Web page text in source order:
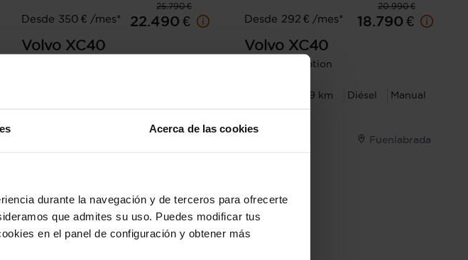
Acerca de las cookies
durante la navegación y de terceros para ofrecerte
que admites su uso. Puedes modificar tus
en el panel de configuración y obtener más
25.790 €
Desde 350 € /mes*
22.490 €
Volvo XC40
20.990 €
Desde 292 € /mes*
18.790 €
Volvo XC40
2.0 D3 Inscription
115.759 km Diésel Manual
Fuenlabrada